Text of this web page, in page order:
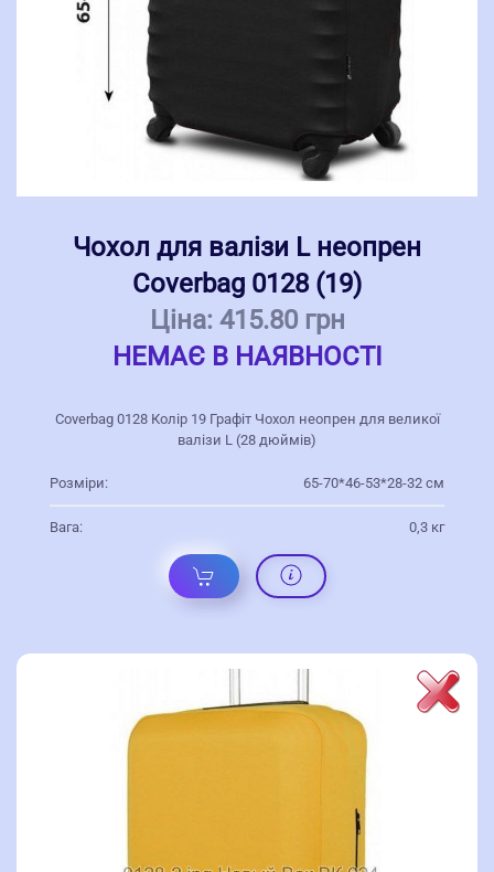
Чохол для валізи L неопрен
Coverbag 0128 (19)
Ціна: 415.80 грн
НЕМАЄ В НАЯВНОСТІ
Coverbag 0128 Колір 19 Графіт Чохол неопрен для великої
валізи L (28 дюймів)
Розміри: 65-70*46-53*28-32 см
Вага: 0,3 кг